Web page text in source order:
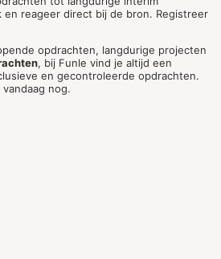
en reageer direct bij de bron. Registreer
opdrachten, langdurige projecten
, bij Funle vind je altijd een
en gecontroleerde opdrachten.
nog.